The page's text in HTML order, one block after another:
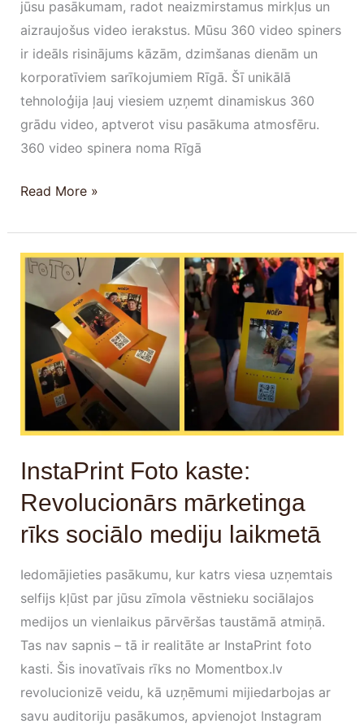
jūsu pasākumam, radot neaizmirstamus mirkļus un
aizraujošus video ierakstus. Mūsu 360 video spiners
ir ideāls risinājums kāzām, dzimšanas dienām un
korporatīviem sarīkojumiem Rīgā. Šī unikālā
tehnoloģija ļauj viesiem uzņemt dinamiskus 360
grādu video, aptverot visu pasākuma atmosfēru.
360 video spinera noma Rīgā
Read More »
InstaPrint Foto kaste:
Revolucionārs mārketinga
rīks sociālo mediju laikmetā
Iedomājieties pasākumu, kur katrs viesa uzņemtais
selfijs kļūst par jūsu zīmola vēstnieku sociālajos
medijos un vienlaikus pārvēršas taustāmā atmiņā.
Tas nav sapnis – tā ir realitāte ar InstaPrint foto
kasti. Šis inovatīvais rīks no Momentbox.lv
revolucionizē veidu, kā uzņēmumi mijiedarbojas ar
savu auditoriju pasākumos, apvienojot Instagram
InstaPrint
kaste:
Revolucionārs
mārketinga
rīks
sociālo
mediju